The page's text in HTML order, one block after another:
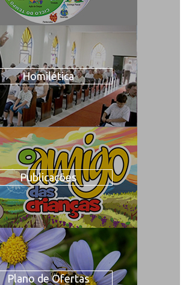
Homilética
Publicações
Plano de Ofertas